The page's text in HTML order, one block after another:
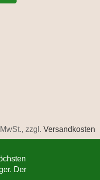
zzgl. Versandkosten
Der